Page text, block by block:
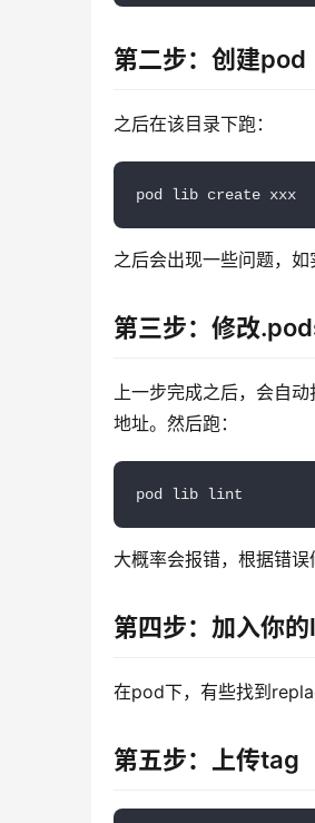
第二步：创建pod
之后在该目录下跑：
pod lib create xxx
之后会出现一些问题，
第三步：修改
上一步完成之后，会自
地址。然后跑：
pod lib lint
大概率会报错，根据错
第四步：加入你
在pod下，有些找到
第五步：上传tag